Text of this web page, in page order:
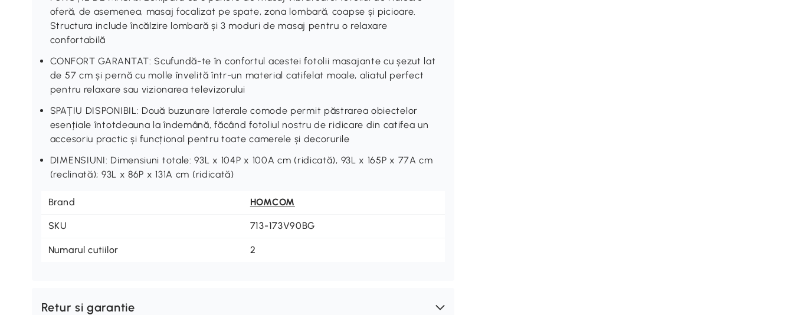
oferă, de asemenea, masaj focalizat pe spate, zona lombară, coapse și picioare.
Structura include încălzire lombară și 3 moduri de masaj pentru o relaxare
confortabilă
CONFORT GARANTAT: Scufundă-te în confortul acestei fotolii masajante cu șezut lat
de 57 cm și pernă cu molle învelită într-un material catifelat moale, aliatul perfect
pentru relaxare sau vizionarea televizorului
SPAȚIU DISPONIBIL: Două buzunare laterale comode permit păstrarea obiectelor
esențiale întotdeauna la îndemână, făcând fotoliul nostru de ridicare din catifea un
accesoriu practic și funcțional pentru toate camerele și decorurile
DIMENSIUNI: Dimensiuni totale: 93L x 104P x 100A cm (ridicată), 93L x 165P x 77A cm
(reclinată); 93L x 86P x 131A cm (ridicată)
Brand HOMCOM
SKU 713-173V90BG
Numarul cutiilor 2
Retur si garantie